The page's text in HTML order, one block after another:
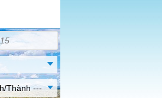
Thành ---